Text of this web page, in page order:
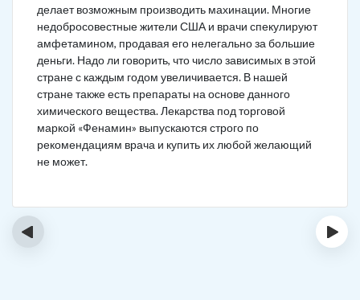
делает возможным производить махинации. Многие
недобросовестные жители США и врачи спекулируют
амфетамином, продавая его нелегально за большие
деньги. Надо ли говорить, что число зависимых в этой
стране с каждым годом увеличивается. В нашей
стране также есть препараты на основе данного
химического вещества. Лекарства под торговой
маркой «Фенамин» выпускаются строго по
рекомендациям врача и купить их любой желающий
не может.
‹ ›